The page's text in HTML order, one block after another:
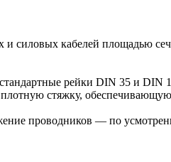
силовых кабелей площадью
рейки DIN 35 и DIN
стяжку,
проводников — по